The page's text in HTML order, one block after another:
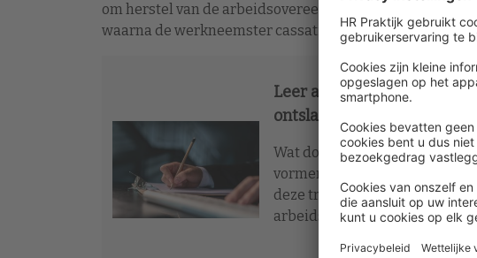
om herstel van de arbeidsovereenkomst. Het
waarna de werkneemster cassatie bij de Hoge Raad
Leer alles over de
ontslag en vergoedingen
Wat doe je als een
vormen van verlof zijn er? Wil
deze training en leer in twee
arbeidsrecht in de dagelijkse